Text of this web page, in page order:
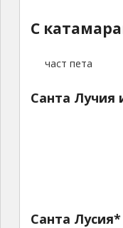
С
част пета
Санта Лучия
Санта Лусия*